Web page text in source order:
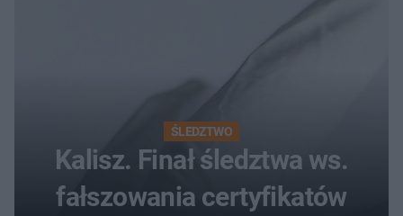
ŚLEDZTWO
Kalisz. Finał śledztwa ws.
fałszowania certyfikatów